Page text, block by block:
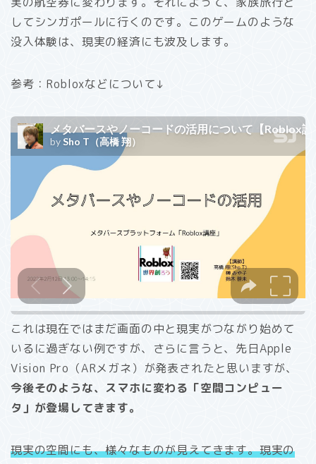
してシンガポールに行くのです。このゲームのような
没入体験は、現実の経済にも波及します。
参考：Robloxなどについて↓
これは現在ではまだ画面の中と現実がつながり始めて
いるに過ぎない例ですが、さらに言うと、先日Apple
Vision Pro（ARメガネ）が発表されたと思いますが、
今後そのような、スマホに変わる「空間コンピュー
タ」が登場してきます。
現実の空間にも、様々なものが見えてきます。現実の